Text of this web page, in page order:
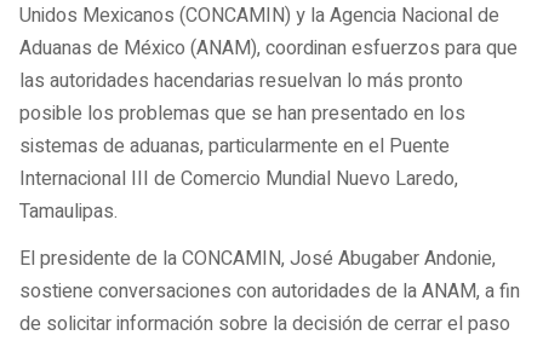
Unidos Mexicanos (CONCAMIN) y la Agencia Nacional de
Aduanas de México (ANAM), coordinan esfuerzos para que
las autoridades hacendarias resuelvan lo más pronto
posible los problemas que se han presentado en los
sistemas de aduanas, particularmente en el Puente
Internacional III de Comercio Mundial Nuevo Laredo,
Tamaulipas.
El presidente de la CONCAMIN, José Abugaber Andonie,
sostiene conversaciones con autoridades de la ANAM, a fin
de solicitar información sobre la decisión de cerrar el paso